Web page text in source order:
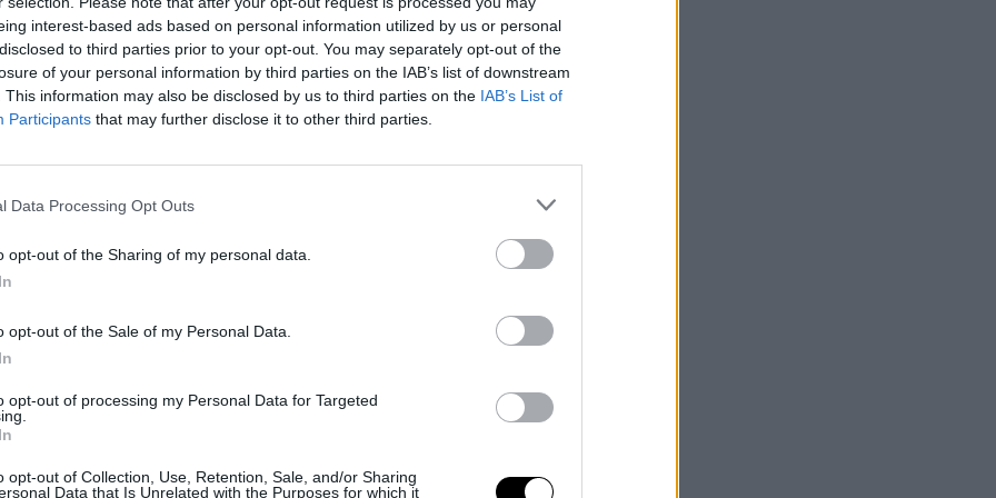
interest-based ads based on personal information utilized by us or personal
to third parties prior to your opt-out. You may separately opt-out of the
of your personal information by third parties on the IAB’s list of downstream
This information may also be disclosed by us to third parties on the IAB’s List of
Participants that may further disclose it to other third parties.
Data Processing Opt Outs
opt-out of the Sharing of my personal data.
opt-out of the Sale of my Personal Data.
opt-out of processing my Personal Data for Targeted
opt-out of Collection, Use, Retention, Sale, and/or Sharing
Data that Is Unrelated with the Purposes for which it
nem csupán tudományos
emberi szeretet és törődés
lid-1-700-081800704.html
Nélkül: Az EU
programjának
követel az EU-tagállamok